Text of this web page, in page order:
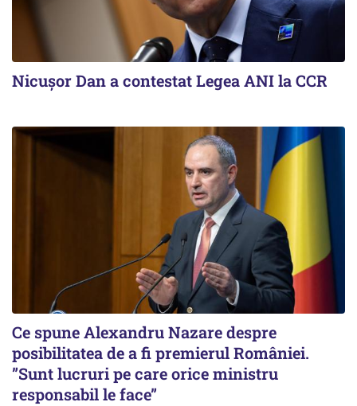
Nicușor Dan a contestat Legea ANI la CCR
Ce spune Alexandru Nazare despre
posibilitatea de a fi premierul României.
”Sunt lucruri pe care orice ministru
responsabil le face”